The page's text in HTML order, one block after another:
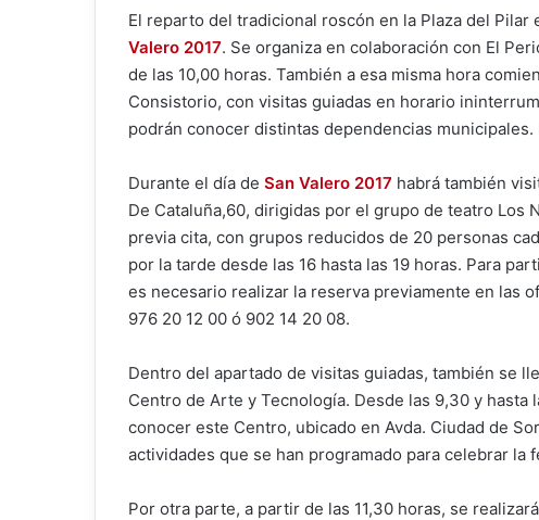
El reparto del tradicional roscón en la Plaza del
Valero 2017. Se organiza en colaboración con El
de las 10,00 horas. También a esa misma hora
Consistorio, con visitas guiadas en horario
podrán conocer distintas dependencias
Durante el día de San Valero 2017 habrá también
De Cataluña,60, dirigidas por el grupo de teatro Los
previa cita, con grupos reducidos de 20 personas
por la tarde desde las 16 hasta las 19 horas. Para
es necesario realizar la reserva previamente en las
976 20 12 00 ó 902 14 20 08.
Dentro del apartado de visitas guiadas, también se
Centro de Arte y Tecnología. Desde las 9,30 y
conocer este Centro, ubicado en Avda. Ciudad de
actividades que se han programado para celebrar la
Por otra parte, a partir de las 11,30 horas, se